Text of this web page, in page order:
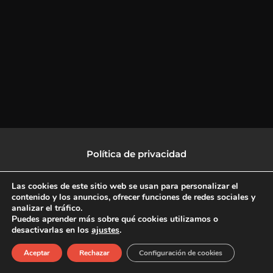
Política de privacidad
Política de protección de datos
F
a
c
X
-
L
i
n
I
n
s
Copyright © 2026 CulturalTV
Las cookies de este sitio web se usan para personalizar el
contenido y los anuncios, ofrecer funciones de redes sociales y
analizar el tráfico.
Puedes aprender más sobre qué cookies utilizamos o
desactivarlas en los ajustes.
Aceptar Rechazar Configuración de cookies